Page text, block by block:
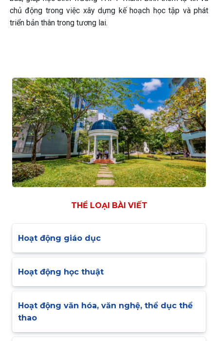
chủ động trong việc xây dựng kế hoạch học tập và phát
triển bản thân trong tương lai.
THỂ LOẠI BÀI VIẾT
Hoạt động giáo dục
Hoạt động học thuật
Hoạt động văn hóa, văn nghệ, thể dục thể
thao